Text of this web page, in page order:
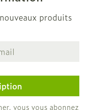
produits
vous vous abonnez